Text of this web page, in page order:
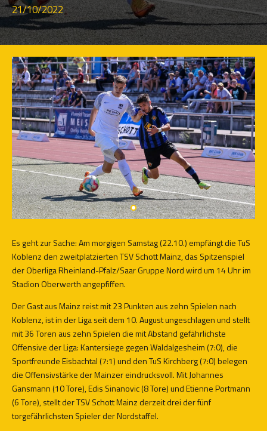
21/10/2022
Es geht zur Sache: Am morgigen Samstag (22.10.) empfängt die TuS
Koblenz den zweitplatzierten TSV Schott Mainz, das Spitzenspiel
der Oberliga Rheinland-Pfalz/Saar Gruppe Nord wird um 14 Uhr im
Stadion Oberwerth angepfiffen.
Der Gast aus Mainz reist mit 23 Punkten aus zehn Spielen nach
Koblenz, ist in der Liga seit dem 10. August ungeschlagen und stellt
mit 36 Toren aus zehn Spielen die mit Abstand gefährlichste
Offensive der Liga: Kantersiege gegen Waldalgesheim (7:0), die
Sportfreunde Eisbachtal (7:1) und den TuS Kirchberg (7:0) belegen
die Offensivstärke der Mainzer eindrucksvoll. Mit Johannes
Gansmann (10 Tore), Edis Sinanovic (8 Tore) und Etienne Portmann
(6 Tore), stellt der TSV Schott Mainz derzeit drei der fünf
torgefährlichsten Spieler der Nordstaffel.